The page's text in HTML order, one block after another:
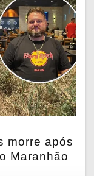
morre após
Maranhão